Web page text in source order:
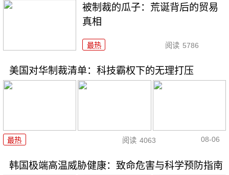
被制裁的瓜子：荒诞背后的贸易
真相
最热 阅读 5786
美国对华制裁清单：科技霸权下的无理打压
最热 阅读 4063 08-06
韩国极端高温威胁健康：致命危害与科学预防指南